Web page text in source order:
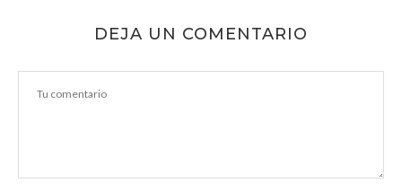
DEJA UN COMENTARIO